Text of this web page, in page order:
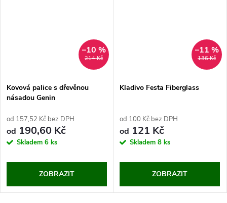
214 Kč
–10 %
Kovová palice s dřevěnou
násadou Genin
od 157,52 Kč bez DPH
od 190,60 Kč
Skladem 6 ks
ZOBRAZIT
136 Kč
–11 %
Kladivo Festa Fiberglass
od 100 Kč bez DPH
od 121 Kč
Skladem 8 ks
ZOBRAZIT